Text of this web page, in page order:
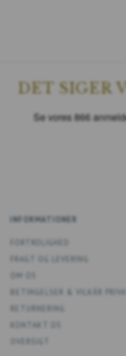
DET SIGER
INFORMATIONER
OM OS
KONTAKT OS